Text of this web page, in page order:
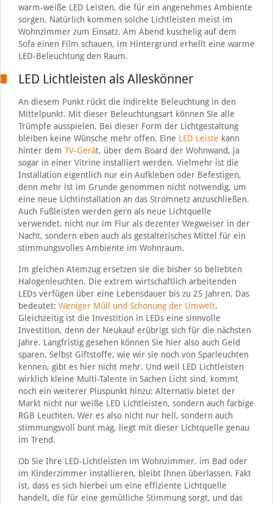
warm-weiße LED Leisten, die für ein angenehmes Ambiente
sorgen. Natürlich kommen solche Lichtleisten meist im
Wohnzimmer zum Einsatz. Am Abend kuschelig auf dem
Sofa einen Film schauen, im Hintergrund erhellt eine warme
LED-Beleuchtung den Raum.
LED Lichtleisten als Alleskönner
An diesem Punkt rückt die indirekte Beleuchtung in den
Mittelpunkt. Mit dieser Beleuchtungsart können Sie alle
Trümpfe ausspielen. Bei dieser Form der Lichtgestaltung
bleiben keine Wünsche mehr offen. Eine LED Leiste kann
hinter dem TV-Gerät, über dem Board der Wohnwand, ja
sogar in einer Vitrine installiert werden. Vielmehr ist die
Installation eigentlich nur ein Aufkleben oder Befestigen,
denn mehr ist im Grunde genommen nicht notwendig, um
eine neue Lichtinstallation an das Stromnetz anzuschließen.
Auch Fußleisten werden gern als neue Lichtquelle
verwendet. nicht nur im Flur als dezenter Wegweiser in der
Nacht, sondern eben auch als gestalterisches Mittel für ein
stimmungsvolles Ambiente im Wohnraum.
Im gleichen Atemzug ersetzen sie die bisher so beliebten
Halogenleuchten. Die extrem wirtschaftlich arbeitenden
LEDs verfügen über eine Lebensdauer bis zu 25 Jahren. Das
bedeutet: Weniger Müll und Schonung der Umwelt.
Gleichzeitig ist die Investition in LEDs eine sinnvolle
Investition, denn der Neukauf erübrigt sich für die nächsten
Jahre. Langfristig gesehen können Sie hier also auch Geld
sparen. Selbst Giftstoffe, wie wir sie noch von Sparleuchten
kennen, gibt es hier nicht mehr. Und weil LED Lichtleisten
wirklich kleine Multi-Talente in Sachen Licht sind, kommt
noch ein weiterer Pluspunkt hinzu: Alternativ bietet der
Markt nicht nur weiße LED Lichtleisten, sondern auch farbige
RGB Leuchten. Wer es also nicht nur hell, sondern auch
stimmungsvoll bunt mag, liegt mit dieser Lichtquelle genau
im Trend.
Ob Sie Ihre LED-Lichtleisten im Wohnzimmer, im Bad oder
im Kinderzimmer installieren, bleibt Ihnen überlassen. Fakt
ist, dass es sich hierbei um eine effiziente Lichtquelle
handelt, die für eine gemütliche Stimmung sorgt, und das